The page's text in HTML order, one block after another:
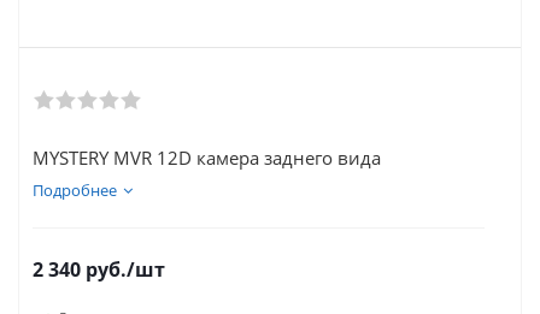
MYSTERY MVR 12D камера заднего вида
Подробнее
2 340 руб./шт